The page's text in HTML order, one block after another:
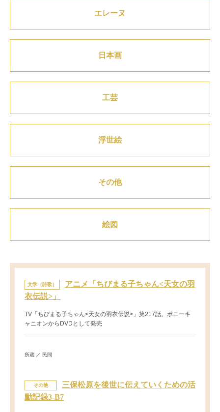
エレーヌ
日本画
工芸
浮世絵
その他
絵図
文学（詩歌）
アニメ「ちびまる子ちゃん<天女の羽
衣伝説>」
TV「ちびまる子ちゃん<天女の羽衣伝説>」第217話。ポニーキ
ャニオンからDVDとして発売
所蔵 ／ 民間
その他
三保松原を後世に伝えていくための活
動記録3-B7